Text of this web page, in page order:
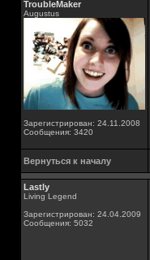
TroubleMaker
Augustus
Зарегистрирован: 24.11.2008
Сообщения: 3420
Вернуться к началу
Lastly
Living Legend
Зарегистрирован: 24.04.2009
Сообщения: 5032